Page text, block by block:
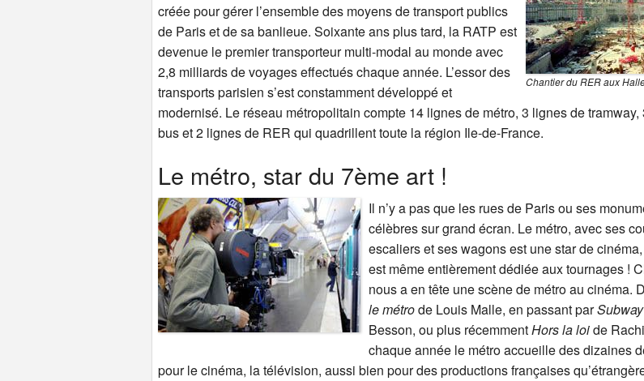
Chantier du RER aux
créée pour gérer l’ensemble des moyens de transport publics
de Paris et de sa banlieue. Soixante ans plus tard, la RATP est
devenue le premier transporteur multi-modal au monde avec
2,8 milliards de voyages effectués chaque année. L’essor des
transports parisien s’est constamment développé et
modernisé. Le réseau métropolitain compte 14 lignes de métro, 3 lignes de
bus et 2 lignes de RER qui quadrillent toute la région Ile-de-France.
Le métro, star du 7ème art !
Il n’y a pas que les rues de Paris ou ses
célèbres sur grand écran. Le métro, avec ses
escaliers et ses wagons est une star de
est même entièrement dédiée aux tournages !
nous a en tête une scène de métro au cinéma.
le métrode Louis Malle, en passant parSubway
Besson, ou plus récemmentHors la loide
chaque année le métro accueille des dizaines
pour le cinéma, la télévision, aussi bien pour des productions françaises